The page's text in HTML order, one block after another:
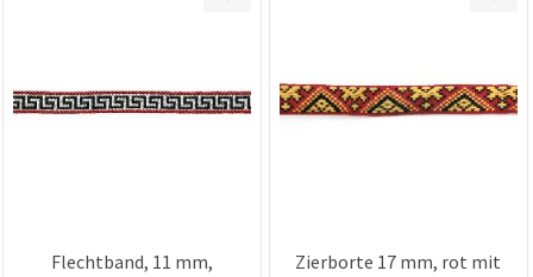
Flechtband, 11 mm,
Zierborte 17 mm, rot mit